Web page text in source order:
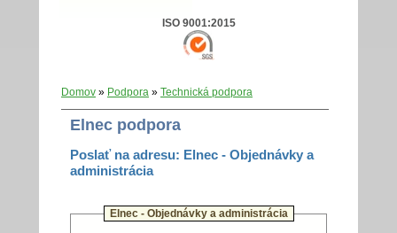
ISO 9001:2015
Domov » Podpora » Technická podpora
Elnec podpora
Poslať na adresu: Elnec - Objednávky a
administrácia
Elnec - Objednávky a administrácia